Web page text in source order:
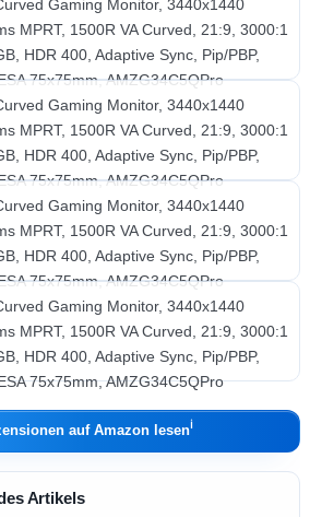
auf Amazon lesenℹ︎
Artikels